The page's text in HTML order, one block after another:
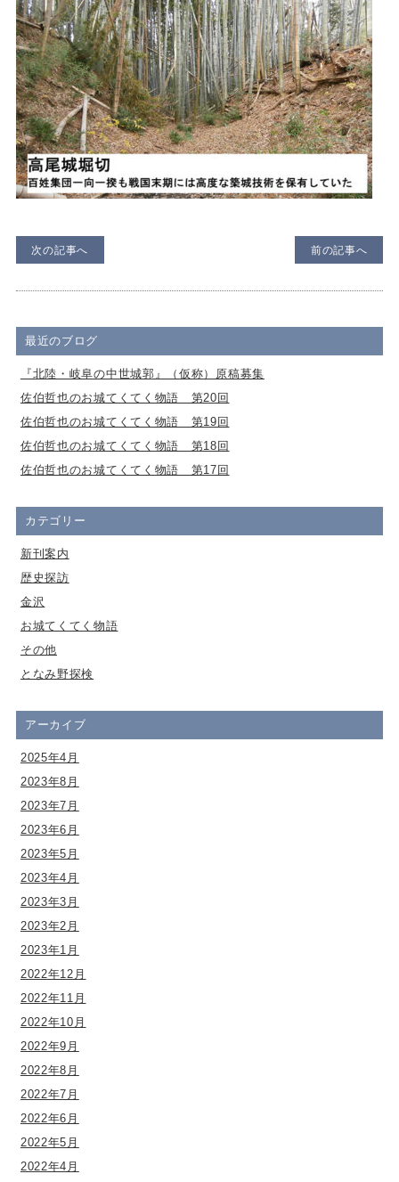
次の記事へ 前の記事へ
最近のブログ
『北陸・岐阜の中世城郭』（仮称）原稿募集
佐伯哲也のお城てくてく物語 第20回
佐伯哲也のお城てくてく物語 第19回
佐伯哲也のお城てくてく物語 第18回
佐伯哲也のお城てくてく物語 第17回
カテゴリー
新刊案内
歴史探訪
金沢
お城てくてく物語
その他
となみ野探検
アーカイブ
2025年4月
2023年8月
2023年7月
2023年6月
2023年5月
2023年4月
2023年3月
2023年2月
2023年1月
2022年12月
2022年11月
2022年10月
2022年9月
2022年8月
2022年7月
2022年6月
2022年5月
2022年4月